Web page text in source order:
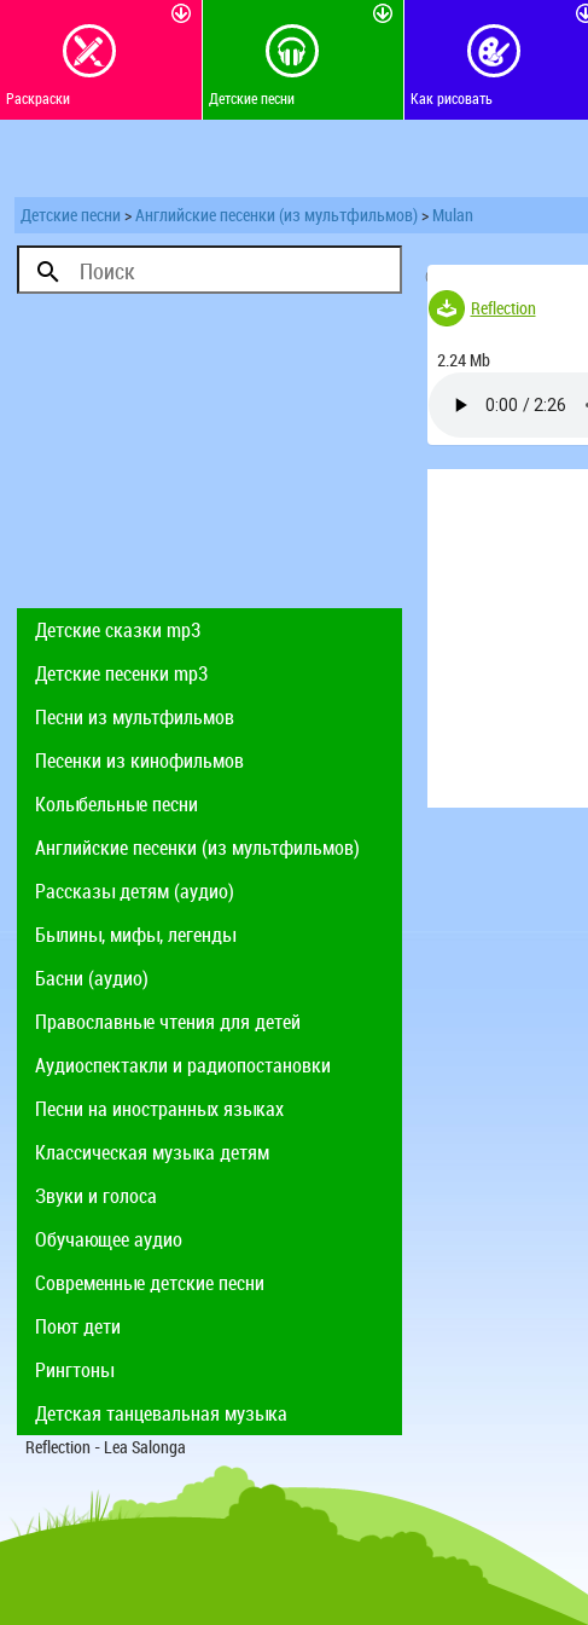
Раскраски Детские песни Как рисовать
Детские песни >Английские песенки (из мультфильмов)> Mulan
Детские сказки mp3
Детские песенки mp3
Песни из мультфильмов
Песенки из кинофильмов
Колыбельные песни
Английские песенки (из мультфильмов)
Рассказы детям (аудио)
Былины, мифы, легенды
Басни (аудио)
Православные чтения для детей
Аудиоспектакли и радиопостановки
Песни на иностранных языках
Классическая музыка детям
Звуки и голоса
Обучающее аудио
Современные детские песни
Поют дети
Рингтоны
Детская танцевальная музыка
Reflection - Lea Salonga
(Голосов 19)
Reflection
2.24 Mb